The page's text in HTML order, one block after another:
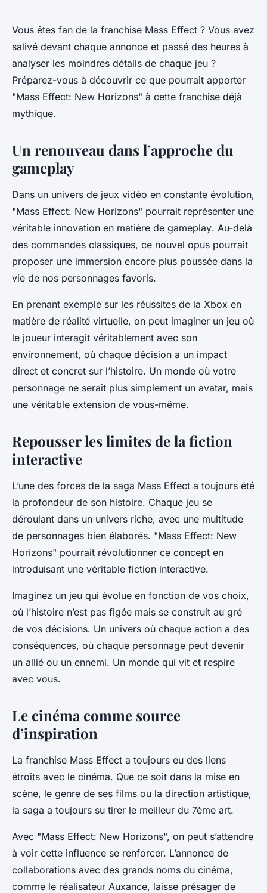
Quelles innovations « Mass
Effect: New Horizons »
pourrait apporter à la
franchise ?
berthe•18 février 2024
Vous êtes fan de la franchise Mass Effect ? Vous avez
salivé devant chaque annonce et passé des heures à
analyser les moindres détails de chaque jeu ?
Préparez-vous à découvrir ce que pourrait apporter
"Mass Effect: New Horizons" à cette franchise déjà
mythique.
Un renouveau dans l’approche du
gameplay
Dans un univers de jeux vidéo en constante évolution,
"Mass Effect: New Horizons" pourrait représenter une
véritable innovation en matière de gameplay. Au-delà
des commandes classiques, ce nouvel opus pourrait
proposer une immersion encore plus poussée dans la
vie de nos personnages favoris.
En prenant exemple sur les réussites de la Xbox en
matière de réalité virtuelle, on peut imaginer un jeu où
le joueur interagit véritablement avec son
environnement, où chaque décision a un impact
direct et concret sur l’histoire. Un monde où votre
personnage ne serait plus simplement un avatar, mais
une véritable extension de vous-même.
Repousser les limites de la fiction
interactive
L’une des forces de la saga Mass Effect a toujours été
la profondeur de son histoire. Chaque jeu se
déroulant dans un univers riche, avec une multitude
de personnages bien élaborés. "Mass Effect: New
Horizons" pourrait révolutionner ce concept en
introduisant une véritable fiction interactive.
Imaginez un jeu qui évolue en fonction de vos choix,
où l’histoire n’est pas figée mais se construit au gré
de vos décisions. Un univers où chaque action a des
conséquences, où chaque personnage peut devenir
un allié ou un ennemi. Un monde qui vit et respire
avec vous.
Le cinéma comme source
d’inspiration
La franchise Mass Effect a toujours eu des liens
étroits avec le cinéma. Que ce soit dans la mise en
scène, le genre de ses films ou la direction artistique,
la saga a toujours su tirer le meilleur du 7ème art.
Avec "Mass Effect: New Horizons", on peut s’attendre
à voir cette influence se renforcer. L’annonce de
collaborations avec des grands noms du cinéma,
comme le réalisateur Auxance, laisse présager de